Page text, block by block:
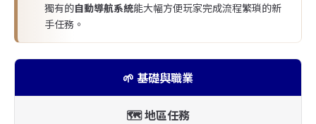
獨有的自動導航系統能大幅方便玩家完成流程繁瑣的新
手任務。
🌱 基礎與職業
🗺️ 地區任務